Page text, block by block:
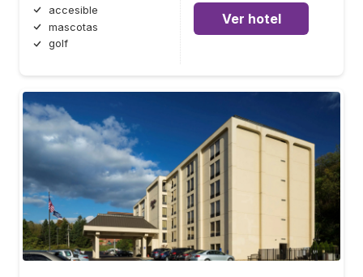
accesible
mascotas
golf
Ver hotel